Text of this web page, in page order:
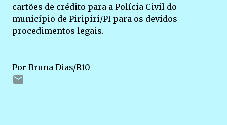
cartões de crédito para a Polícia Civil do
município de Piripiri/PI para os devidos
procedimentos legais.
Por Bruna Dias/R10